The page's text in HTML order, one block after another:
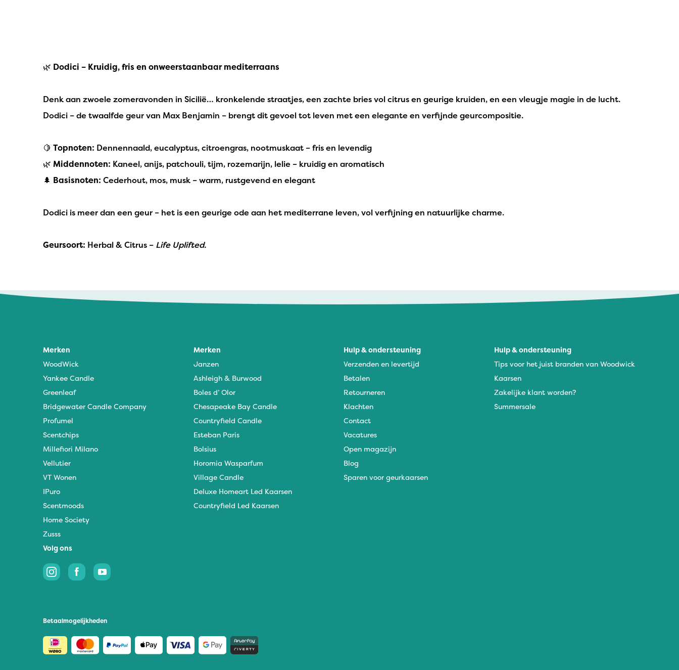
🌿 Dodici – Kruidig, fris en onweerstaanbaar mediterraans
Denk aan zwoele zomeravonden in Sicilië… kronkelende straatjes, een zachte bries vol citrus en geurige kruiden, en een vleugje magie in de lucht.
Dodici – de twaalfde geur van Max Benjamin – brengt dit gevoel tot leven met een elegante en verfijnde geurcompositie.
🍋 Topnoten: Dennennaald, eucalyptus, citroengras, nootmuskaat – fris en levendig
🌿 Middennoten: Kaneel, anijs, patchouli, tijm, rozemarijn, lelie – kruidig en aromatisch
🌲 Basisnoten: Cederhout, mos, musk – warm, rustgevend en elegant
Dodici is meer dan een geur – het is een geurige ode aan het mediterrane leven, vol verfijning en natuurlijke charme.
Geursoort: Herbal & Citrus – Life Uplifted.
Merken
WoodWick
Yankee Candle
Greenleaf
Bridgewater Candle Company
Profumel
Scentchips
Millefiori Milano
Vellutier
VT Wonen
IPuro
Scentmoods
Home Society
Zusss
Merken
Janzen
Ashleigh & Burwood
Boles d’ Olor
Chesapeake Bay Candle
Countryfield Candle
Esteban Paris
Bolsius
Horomia Wasparfum
Village Candle
Deluxe Homeart Led Kaarsen
Countryfield Led Kaarsen
Hulp & ondersteuning
Verzenden en levertijd
Betalen
Retourneren
Klachten
Contact
Vacatures
Open magazijn
Blog
Sparen voor geurkaarsen
Hulp & ondersteuning
Tips voor het juist branden van Woodwick
Kaarsen
Zakelijke klant worden?
Summersale
Volg ons
Betaalmogelijkheden